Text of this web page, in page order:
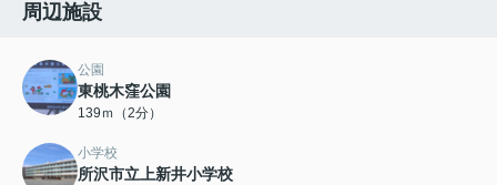
周辺施設
公園
東桃木窪公園
139ｍ（2分）
小学校
所沢市立上新井小学校